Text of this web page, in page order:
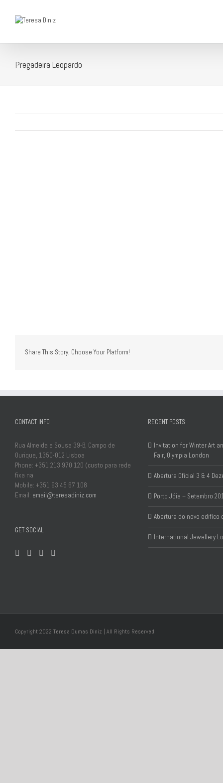
Pregadeira Leopardo
Share This Story, Choose Your Platform!
CONTACT INFO
Rua Almeida e Sousa 39-B, Campo de
Ourique, 1350-012 Lisboa
Phone: +351 213 970 120 (custo para rede
fixa na
Mobile: +351 93 45 67 108
Email: email@teresadiniz.com
GET SOCIAL
RECENT POSTS
Invitation for Winter Art
Fair, Olympia London
Abertura Oficial 3 & 4
Porto Jóia – Setembro
Abertura do novo edifíco
International Jewellery
Copyright 2022 Teresa Dumas Diniz | All Rights Reserved